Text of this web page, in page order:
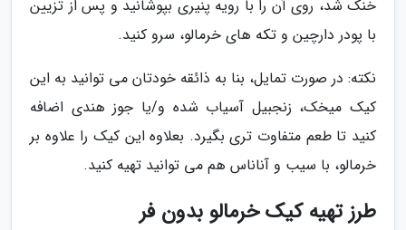
خنک شد، روی آن را با رویه پنیری بپوشانید و پس از تزیین
با پودر دارچین و تکه های خرمالو، سرو کنید.
نکته: در صورت تمایل، بنا به ذائقه خودتان می توانید به این
کیک میخک، زنجبیل آسیاب شده و/یا جوز هندی اضافه
کنید تا طعم متفاوت تری بگیرد. بعلاوه این کیک را علاوه بر
خرمالو، با سیب و آناناس هم می توانید تهیه کنید.
طرز تهیه کیک خرمالو بدون فر